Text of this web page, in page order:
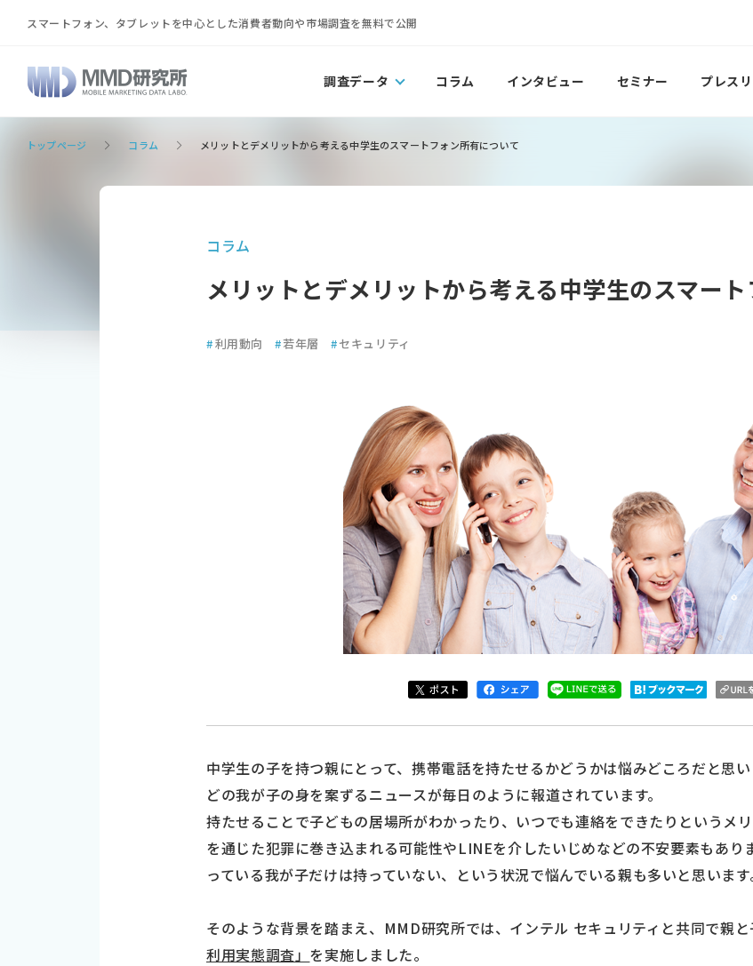
スマートフォン、タブレットを中心とした消費者動向や市場調査を無料で公開
調査データ コラム インタビュー セミナー プレス
トップページ コラム メリットとデメリットから考える中学生のスマートフォン所有について
コラム
メリットとデメリットから考える中学生のスマー
#利用動向 #若年層 #セキュリティ
中学生の子を持つ親にとって、携帯電話を持たせるかどうかは悩みどころだと思
どの我が子の身を案ずるニュースが毎日のように報道されています。
持たせることで子どもの居場所がわかったり、いつでも連絡をできたりというメ
を通じた犯罪に巻き込まれる可能性やLINEを介したいじめなどの不安要素もあり
っている我が子だけは持っていない、という状況で悩んでいる親も多いと思います
そのような背景を踏まえ、MMD研究所では、インテル セキュリティと共同で親と
利用実態調査」 を実施しました。